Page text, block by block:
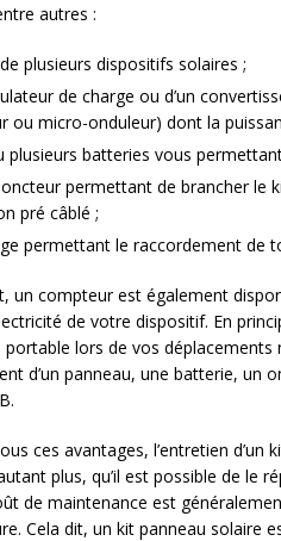
autres :
plusieurs dispositifs solaires ;
de charge ou d’un
ou micro-onduleur) dont la
plusieurs batteries vous
permettant de brancher le
pré câblé ;
permettant le raccordement de
un compteur est également
de votre dispositif. En
portable lors de vos
d’un panneau, une batterie, un
ces avantages, l’entretien
plus, qu’il est possible de le
de maintenance est
Cela dit, un kit panneau solaire